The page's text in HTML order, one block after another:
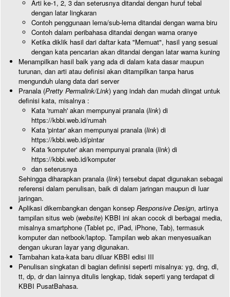
Arti ke-1, 2, 3 dan seterusnya ditandai dengan huruf tebal
dengan latar lingkaran
Contoh penggunaan lema/sub-lema ditandai dengan warna biru
Contoh dalam peribahasa ditandai dengan warna oranye
Ketika diklik hasil dari daftar kata "Memuat", hasil yang sesuai
dengan kata pencarian akan ditandai dengan latar warna kuning
Menampilkan hasil baik yang ada di dalam kata dasar maupun
turunan, dan arti atau definisi akan ditampilkan tanpa harus
mengunduh ulang data dari server
Pranala (Pretty Permalink/Link) yang indah dan mudah diingat untuk
definisi kata, misalnya :
Kata 'rumah' akan mempunyai pranala (link) di
https://kbbi.web.id/rumah
Kata 'pintar' akan mempunyai pranala (link) di
https://kbbi.web.id/pintar
Kata 'komputer' akan mempunyai pranala (link) di
https://kbbi.web.id/komputer
dan seterusnya
Sehingga diharapkan pranala (link) tersebut dapat digunakan sebagai
referensi dalam penulisan, baik di dalam jaringan maupun di luar
jaringan.
Aplikasi dikembangkan dengan konsep Responsive Design, artinya
tampilan situs web (website) KBBI ini akan cocok di berbagai media,
misalnya smartphone (Tablet pc, iPad, iPhone, Tab), termasuk
komputer dan netbook/laptop. Tampilan web akan menyesuaikan
dengan ukuran layar yang digunakan.
Tambahan kata-kata baru diluar KBBI edisi III
Penulisan singkatan di bagian definisi seperti misalnya: yg, dng, dl,
tt, dp, dr dan lainnya ditulis lengkap, tidak seperti yang terdapat di
KBBI PusatBahasa.